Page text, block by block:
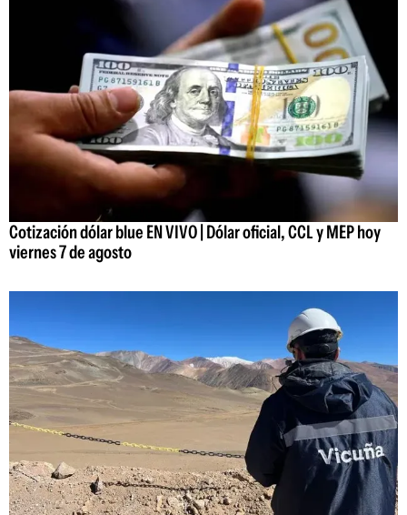
Cotización dólar blue EN VIVO | Dólar oficial, CCL y MEP hoy
viernes 7 de agosto